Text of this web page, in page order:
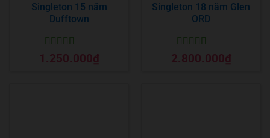
Singleton 15 năm
Dufftown
Được xếp
hạng55 sao
1.250.000₫
Singleton 18 năm Glen
ORD
Được xếp
hạng55 sao
2.800.000₫